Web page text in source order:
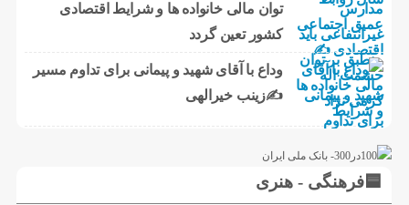
توان مالی خانواده ها و شرایط اقتصادی
کشور تعین گردد
وداع با آقای شهید و پیمانی برای تداوم مسیر
✍زینب خیرالهی
🟦فرهنگی - هنری